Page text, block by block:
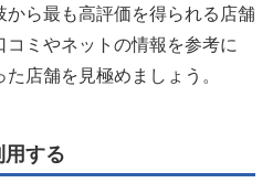
から最も高評価を得られる店舗
ミやネットの情報を参考に
店舗を見極めましょう。
する